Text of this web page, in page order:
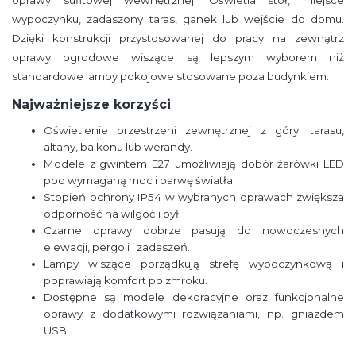
wypoczynku, zadaszony taras, ganek lub wejście do domu.
Dzięki konstrukcji przystosowanej do pracy na zewnątrz
oprawy ogrodowe wiszące są lepszym wyborem niż
standardowe lampy pokojowe stosowane poza budynkiem.
Najważniejsze korzyści
Oświetlenie przestrzeni zewnętrznej z góry: tarasu,
altany, balkonu lub werandy.
Modele z gwintem E27 umożliwiają dobór żarówki LED
pod wymaganą moc i barwę światła.
Stopień ochrony IP54 w wybranych oprawach zwiększa
odporność na wilgoć i pył.
Czarne oprawy dobrze pasują do nowoczesnych
elewacji, pergoli i zadaszeń.
Lampy wiszące porządkują strefę wypoczynkową i
poprawiają komfort po zmroku.
Dostępne są modele dekoracyjne oraz funkcjonalne
oprawy z dodatkowymi rozwiązaniami, np. gniazdem
USB.